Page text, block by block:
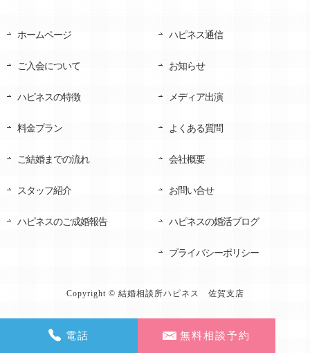
ホームページ
ご入会について
ハピネスの特徴
料金プラン
ご結婚までの流れ
スタッフ紹介
ハピネスのご成婚報告
ハピネス通信
お知らせ
メディア出演
よくある質問
会社概要
お問い合せ
ハピネスの婚活ブログ
プライバシーポリシー
Copyright © 結婚相談所ハピネス 佐賀支店
電話 無料相談予約